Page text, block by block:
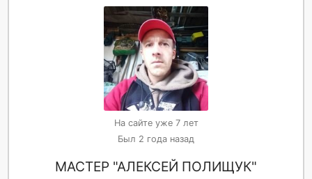
На сайте уже 7 лет
Был 2 года назад
МАСТЕР "АЛЕКСЕЙ ПОЛИЩУК"